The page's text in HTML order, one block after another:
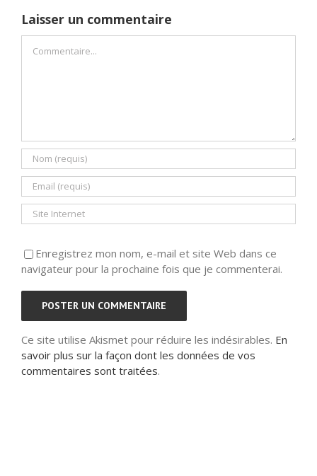
Laisser un commentaire
Enregistrez mon nom, e-mail et site Web dans ce
navigateur pour la prochaine fois que je commenterai.
Ce site utilise Akismet pour réduire les indésirables. En
savoir plus sur la façon dont les données de vos
commentaires sont traitées.